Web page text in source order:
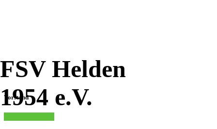
FSV Helden
1954 e.V.
Vorstand